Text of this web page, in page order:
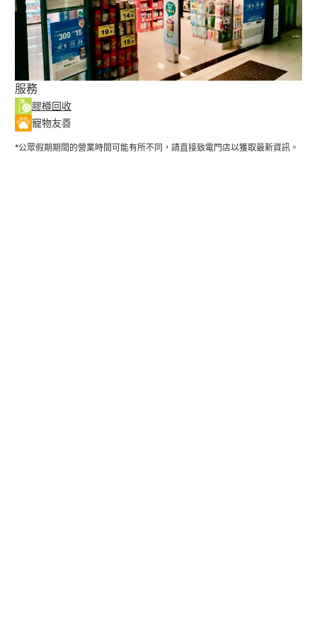
服務
膠樽回收
寵物友善
*公眾假期期間的營業時間可能有所不同，請直接致電門店以獲取最新資訊。